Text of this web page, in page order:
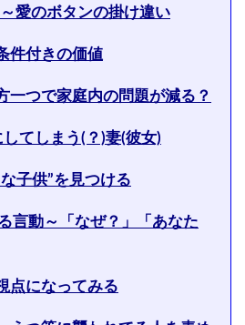
愛のボタンの掛け違い
件付きの価値
つで家庭内の問題が減る？
てしまう(？)妻(彼女)
子供”を見つける
言動～「なぜ？」「あなた
点になってみる